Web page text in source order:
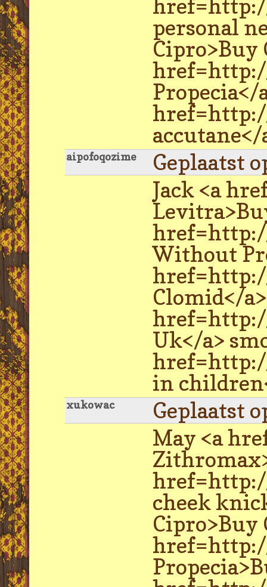
personal
Cipro>Buy
Propecia</
aipofoqozime
Geplaatst
Jack <a
Without
Clomid</
Uk</a>
in
xukowac
Geplaatst
May <a
cheek
Cipro>Buy